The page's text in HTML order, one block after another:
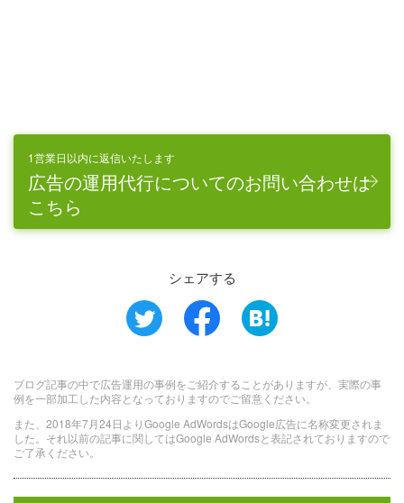
1営業日以内に返信いたします
広告の運用代行についてのお問い合わせは
こちら
シェアする
ブログ記事の中で広告運用の事例をご紹介することがありますが、実際の事
例を一部加工した内容となっておりますのでご留意ください。
また、2018年7月24日よりGoogle AdWordsはGoogle広告に名称変更されま
した。それ以前の記事に関してはGoogle AdWordsと表記されておりますので
ご了承ください。